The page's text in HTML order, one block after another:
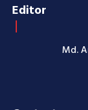
Editor
Md.